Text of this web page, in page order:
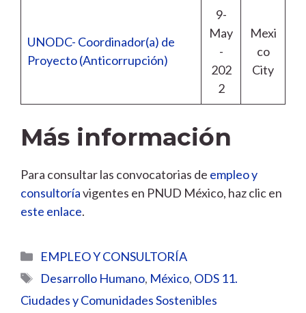
UNODC- Coordinador(a) de
Proyecto (Anticorrupción)
9-
May
-
202
2
Mexi
co
City
Más información
Para consultar las convocatorias de empleo y
consultoríavigentes en PNUD México, haz clic en
este enlace.
Categorías
EMPLEO Y CONSULTORÍA
Etiquetas
Desarrollo Humano, México, ODS 11.
Ciudades y Comunidades Sostenibles